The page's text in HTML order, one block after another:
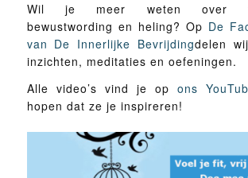
Wil je meer weten over
bewustwording en heling? Op De
van De Innerlijke Bevrijdingdelen
inzichten, meditaties en oefeningen.
Alle video’s vind je opons
hopen dat ze je inspireren!